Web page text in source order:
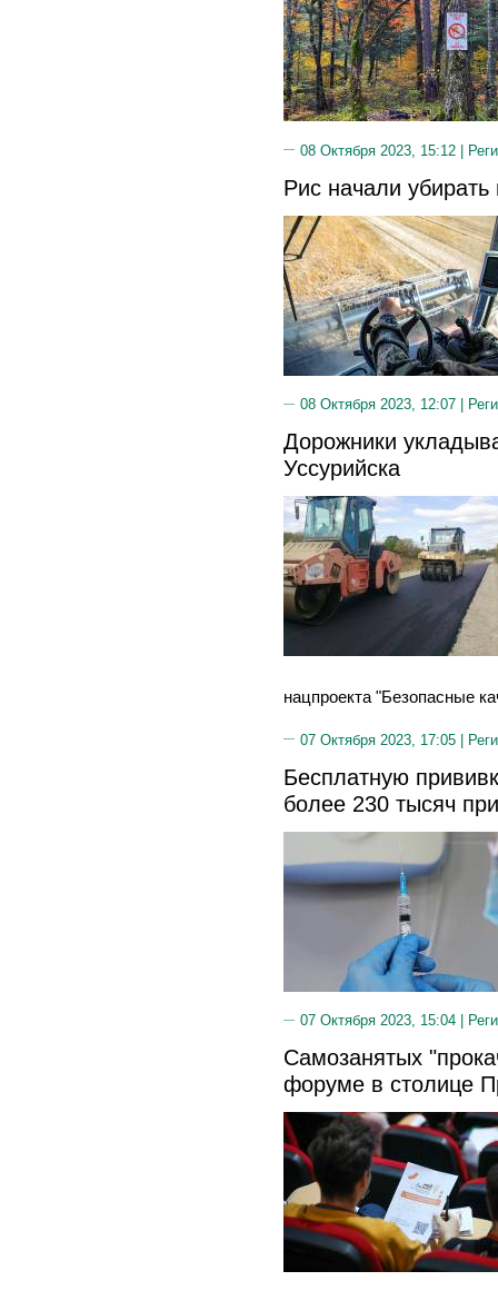
08 Октября 2023, 15:12 |
Рис начали
08 Октября 2023, 12:07 |
Дорожники
Уссурийска
нацпроекта "Безопасные
07 Октября 2023, 17:05 |
Бесплатную
более 230 тысяч
07 Октября 2023, 15:04 |
Самозанятых
форуме в столице